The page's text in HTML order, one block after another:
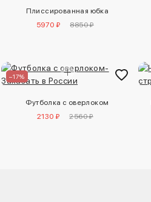
Плиссированная юбка
5970 ₽
8850 ₽
–17%
Футболка с оверлоком
2130 ₽
2560 ₽